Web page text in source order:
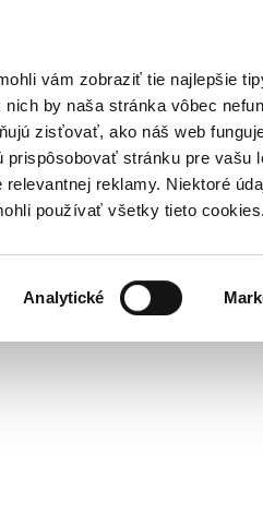
vám zobraziť tie najlepšie
by naša stránka vôbec
zisťovať, ako náš web
stránku pre vašu
reklamy. Niektoré
používať všetky tieto
Analytické